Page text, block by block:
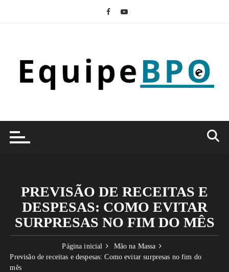
PREVISÃO DE RECEITAS E
DESPESAS: COMO EVITAR
SURPRESAS NO FIM DO MÊS
Página inicial
Mão na Massa
Previsão de receitas e despesas: Como evitar surpresas no fim do
mês